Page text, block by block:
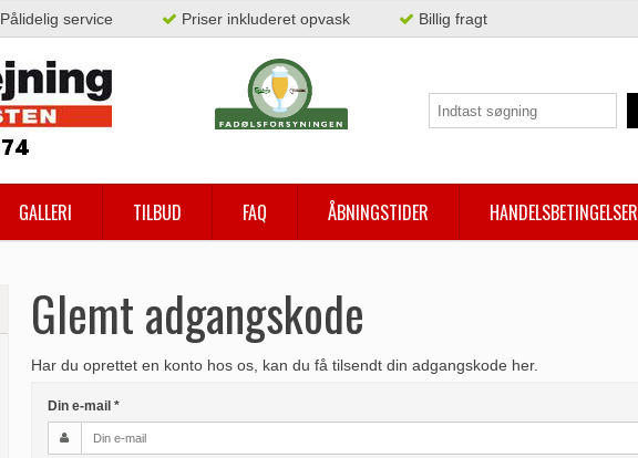
Pålidelig service Priser inkluderet opvask Billig fragt
GALLERI TILBUD FAQ ÅBNINGSTIDER HANDELSBETINGELSER
Glemt adgangskode
Har du oprettet en konto hos os, kan du få tilsendt din adgangskode her.
Din e-mail *